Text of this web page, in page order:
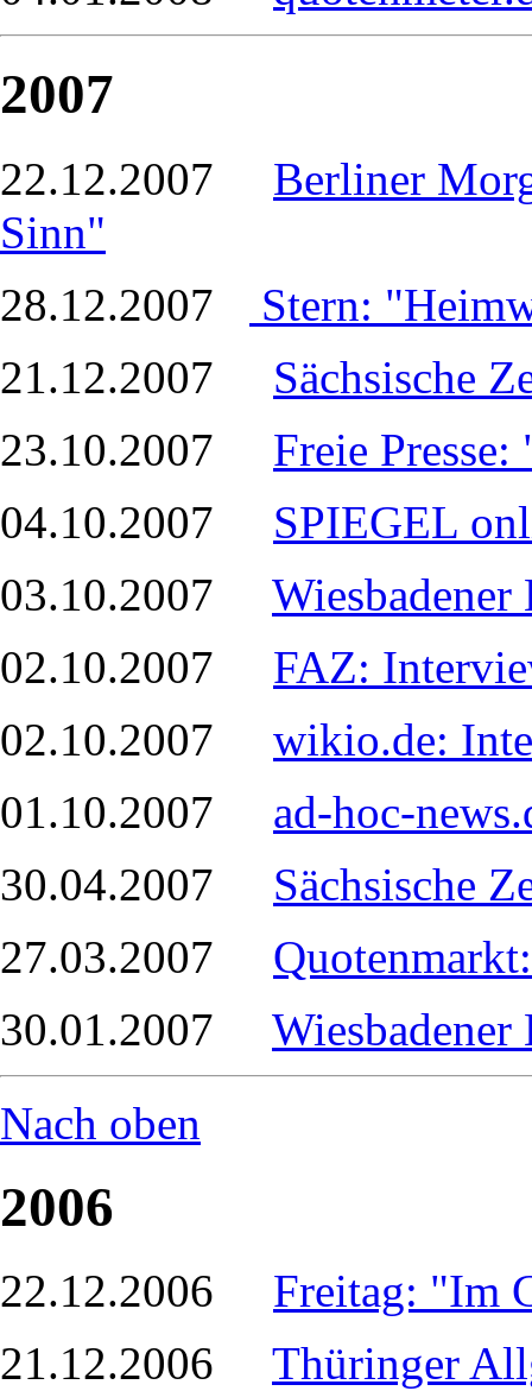
2007
22.12.2007 Berliner
Sinn"
28.12.2007
Stern:
21.12.2007 Sächsische
23.10.2007 Freie
04.10.2007 SPIEGEL
03.10.2007
02.10.2007 FAZ:
02.10.2007 wikio.de:
01.10.2007 ad-hoc-
30.04.2007 Sächsische
27.03.2007
30.01.2007
Nach oben
2006
22.12.2006 Freitag: "Im
21.12.2006 Thüringer